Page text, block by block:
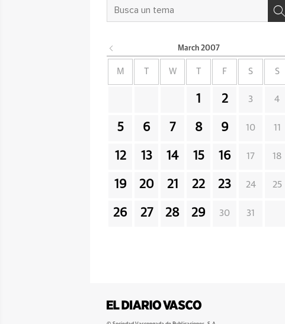
March 2007
M W F S S
1 2 3 4
5 6 7 8 9 10 11
12 13 14 15 16 17 18
19 20 21 22 23 24 25
26 27 28 29 30 31